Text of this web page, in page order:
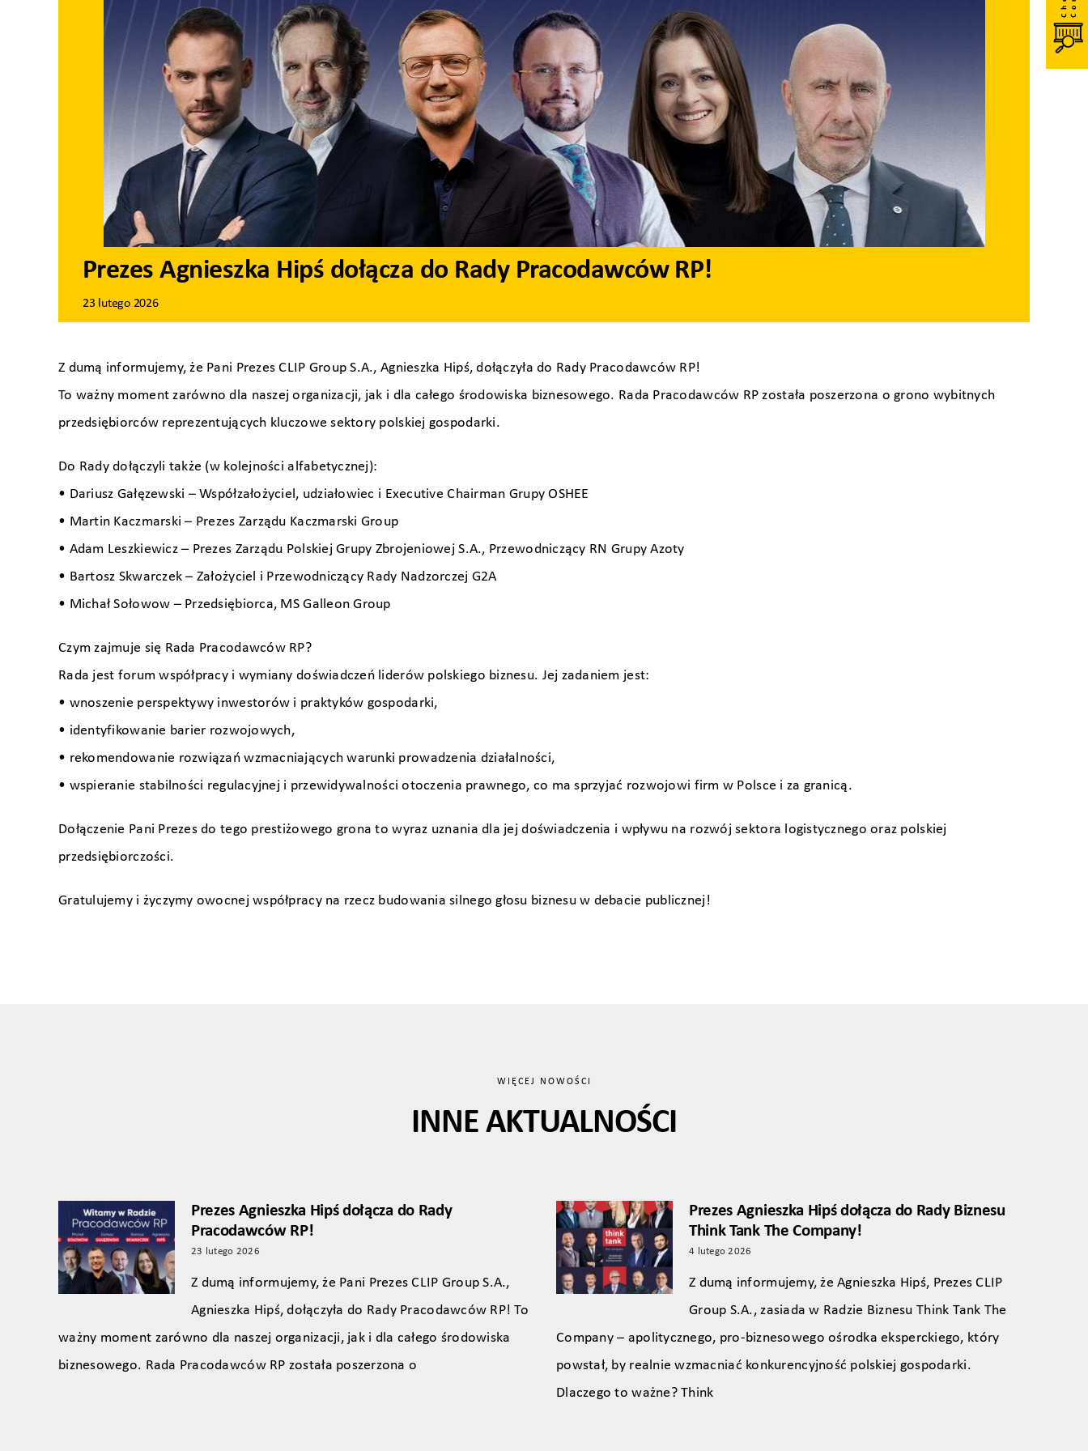
Prezes Agnieszka Hipś dołącza do Rady Pracodawców RP!
23 lutego 2026
Z dumą informujemy, że Pani Prezes CLIP Group S.A., Agnieszka Hipś, dołączyła do Rady Pracodawców RP!
To ważny moment zarówno dla naszej organizacji, jak i dla całego środowiska biznesowego. Rada Pracodawców RP została poszerzona o grono wybitnych
przedsiębiorców reprezentujących kluczowe sektory polskiej gospodarki.
Do Rady dołączyli także (w kolejności alfabetycznej):
• Dariusz Gałęzewski – Współzałożyciel, udziałowiec i Executive Chairman Grupy OSHEE
• Martin Kaczmarski – Prezes Zarządu Kaczmarski Group
• Adam Leszkiewicz – Prezes Zarządu Polskiej Grupy Zbrojeniowej S.A., Przewodniczący RN Grupy Azoty
• Bartosz Skwarczek – Założyciel i Przewodniczący Rady Nadzorczej G2A
• Michał Sołowow – Przedsiębiorca, MS Galleon Group
Czym zajmuje się Rada Pracodawców RP?
Rada jest forum współpracy i wymiany doświadczeń liderów polskiego biznesu. Jej zadaniem jest:
• wnoszenie perspektywy inwestorów i praktyków gospodarki,
• identyfikowanie barier rozwojowych,
• rekomendowanie rozwiązań wzmacniających warunki prowadzenia działalności,
• wspieranie stabilności regulacyjnej i przewidywalności otoczenia prawnego, co ma sprzyjać rozwojowi firm w Polsce i za granicą.
Dołączenie Pani Prezes do tego prestiżowego grona to wyraz uznania dla jej doświadczenia i wpływu na rozwój sektora logistycznego oraz polskiej
przedsiębiorczości.
Gratulujemy i życzymy owocnej współpracy na rzecz budowania silnego głosu biznesu w debacie publicznej!
WIĘCEJ NOWOŚCI
INNE AKTUALNOŚCI
Prezes Agnieszka Hipś dołącza do Rady
Pracodawców RP!
23 lutego 2026
Z dumą informujemy, że Pani Prezes CLIP Group S.A.,
Agnieszka Hipś, dołączyła do Rady Pracodawców RP! To
ważny moment zarówno dla naszej organizacji, jak i dla całego środowiska
biznesowego. Rada Pracodawców RP została poszerzona o
Prezes Agnieszka Hipś dołącza do Rady Biznesu
Think Tank The Company!
4 lutego 2026
Z dumą informujemy, że Agnieszka Hipś, Prezes CLIP
Group S.A., zasiada w Radzie Biznesu Think Tank The
Company – apolitycznego, pro‑biznesowego ośrodka eksperckiego, który
powstał, by realnie wzmacniać konkurencyjność polskiej gospodarki.
Dlaczego to ważne? Think